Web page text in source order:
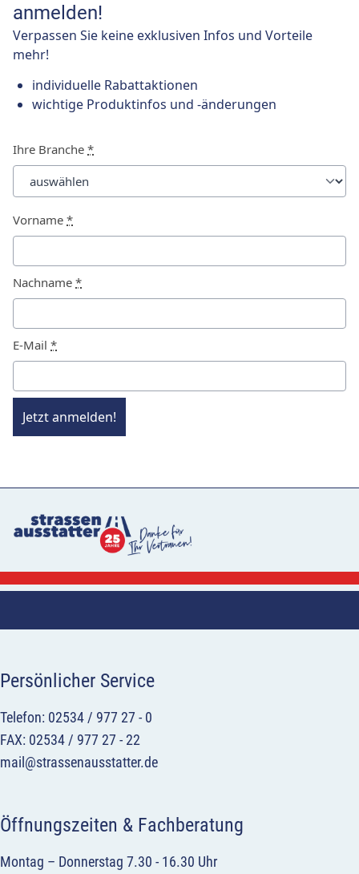
anmelden!
Verpassen Sie keine exklusiven Infos und Vorteile
mehr!
individuelle Rabattaktionen
wichtige Produktinfos und -änderungen
Ihre Branche *
Vorname *
Nachname *
E-Mail *
Jetzt anmelden!
Persönlicher Service
Telefon: 02534 / 977 27 - 0
FAX: 02534 / 977 27 - 22
mail@strassenausstatter.de
Öffnungszeiten & Fachberatung
Montag – Donnerstag 7.30 - 16.30 Uhr